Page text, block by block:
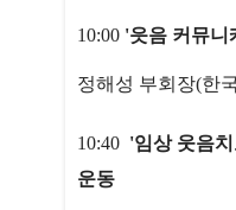
10:00 '읏음 커뮤니
정해성 부회장(한
10:40 '임상 웃음
운동